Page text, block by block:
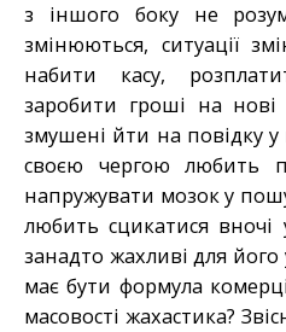
з іншого боку не
змінюються, ситуації
набити касу,
заробити гроші на нові
змушені йти на повідку у
своєю чергою любить
напружувати мозок у
любить сцикатися вночі
занадто жахливі для
має бути формула
масовості жахастика?